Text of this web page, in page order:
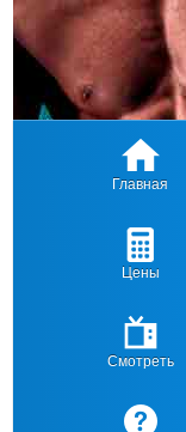
Главная
Цены
Смотреть